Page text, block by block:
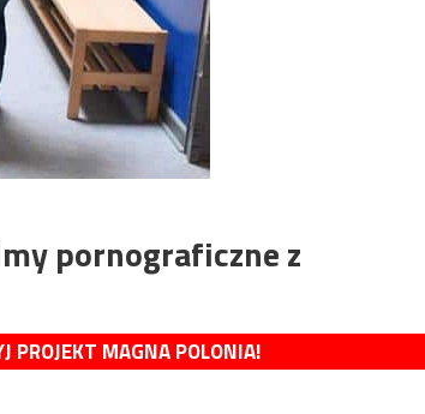
pornograficzne z
PROJEKT MAGNA POLONIA!